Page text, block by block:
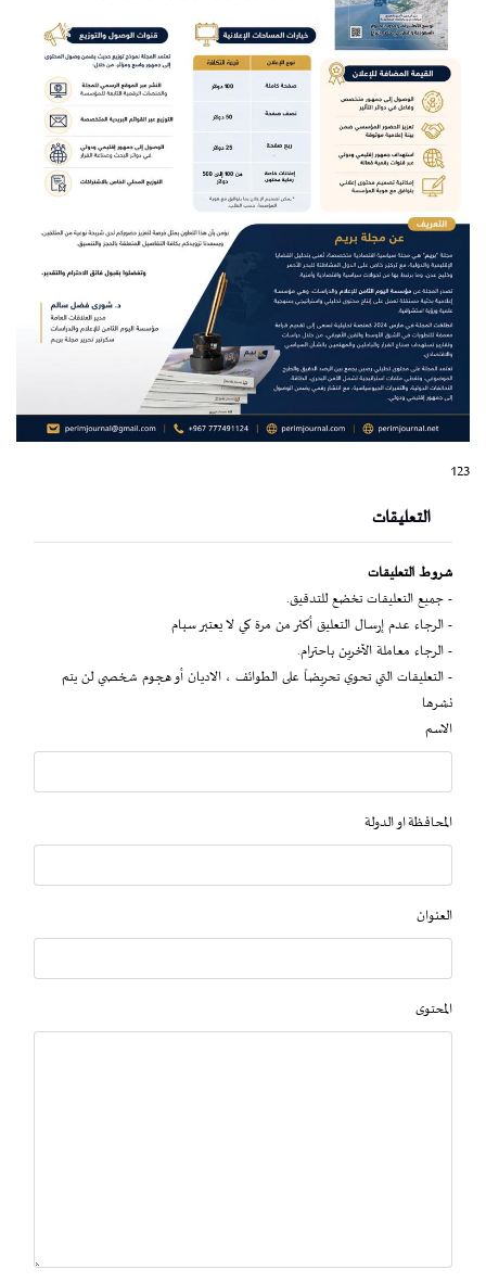
123
التعليقات
شروط التعليقات
- جميع التعليقات تخضع للتدقيق.
- الرجاء عدم إرسال التعليق أكثر من مرة كي لا يعتبر سبام
- الرجاء معاملة الآخرين باحترام.
- التعليقات التي تحوي تحريضاً على الطوائف ، الاديان أو هجوم شخصي لن يتم
نشرها
الاسم
المحافظة او الدولة
العنوان
المحتوى